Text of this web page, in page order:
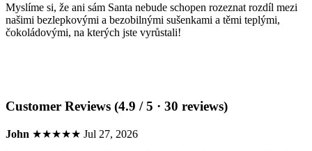
Myslíme si, že ani sám Santa nebude schopen rozeznat rozdíl mezi
našimi bezlepkovými a bezobilnými sušenkami a těmi teplými,
čokoládovými, na kterých jste vyrůstali!
Customer Reviews (4.9 / 5 · 30 reviews)
John ★★★★★ Jul 27, 2026